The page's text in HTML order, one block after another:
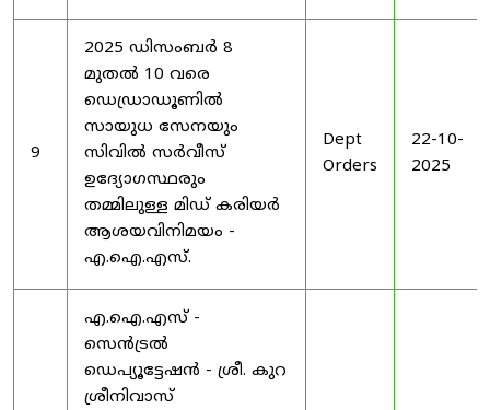
9
2025 ഡിസംബർ 8
മുതൽ 10 വരെ
ഡെഡ്രാഡൂണിൽ
സായുധ സേനയും
സിവിൽ സർവീസ്
ഉദ്യോഗസ്ഥരും
തമ്മിലുള്ള മിഡ് കരിയർ
ആശയവിനിമയം -
എ.ഐ.എസ്.
Dept
Orders
22-10-
2025
എ.ഐ.എസ് -
സെൻട്രൽ
ഡെപ്യൂട്ടേഷൻ - ശ്രീ. കുറ
ശ്രീനിവാസ്